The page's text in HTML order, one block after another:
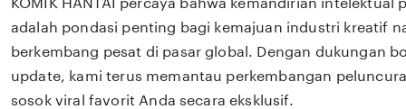
adalah pondasi penting bagi kemajuan industri kreatif
berkembang pesat di pasar global. Dengan dukungan
update, kami terus memantau perkembangan
sosok viral favorit Anda secara eksklusif.